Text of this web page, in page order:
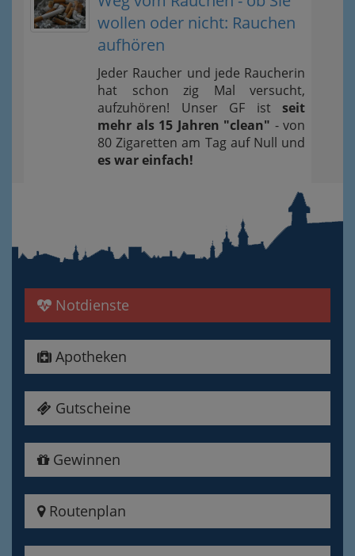
wollen oder nicht: Rauchen
aufhören
Jeder Raucher und jede Raucherin
hat schon zig Mal versucht,
aufzuhören! Unser GF ist seit
mehr als 15 Jahren "clean" - von
80 Zigaretten am Tag auf Null und
es war einfach!
Notdienste
Apotheken
Gutscheine
Gewinnen
Routenplan